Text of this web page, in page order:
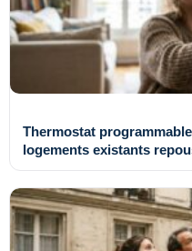
Thermostat
logements existants